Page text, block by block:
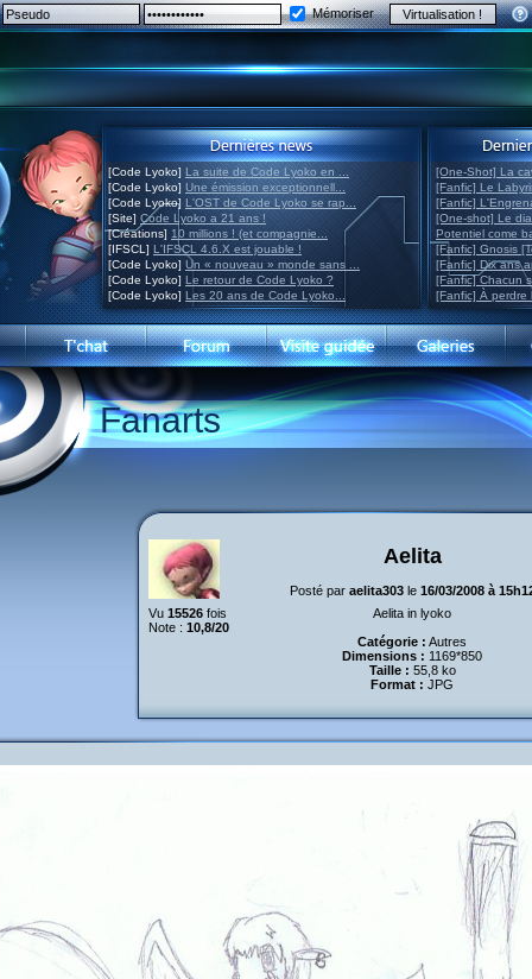
Mémoriser
[Code Lyoko] La suite de Code Lyoko en ...
[Code Lyoko] Une émission exceptionnell...
[Code Lyoko] L'OST de Code Lyoko se rap...
[Site] Code Lyoko a 21 ans !
[Créations] 10 millions ! (et compagnie...
[IFSCL] L'IFSCL 4.6.X est jouable !
[Code Lyoko] Un « nouveau » monde sans ...
[Code Lyoko] Le retour de Code Lyoko ?
[Code Lyoko] Les 20 ans de Code Lyoko...
[One-Shot] La
[Fanfic] Le
[Fanfic]
[One-shot] Le
Potentiel come
[Fanfic] Gnosis
[Fanfic] Dix ans
[Fanfic] Chacun
[Fanfic] À perdre
Fanarts
Aelita
Posté par aelita303le 16/03/2008 à
Vu 15526fois
Note : 10,8/20
Aelita in lyoko
Catégorie : Autres
Dimensions : 1169*850
Taille : 55,8 ko
Format : JPG